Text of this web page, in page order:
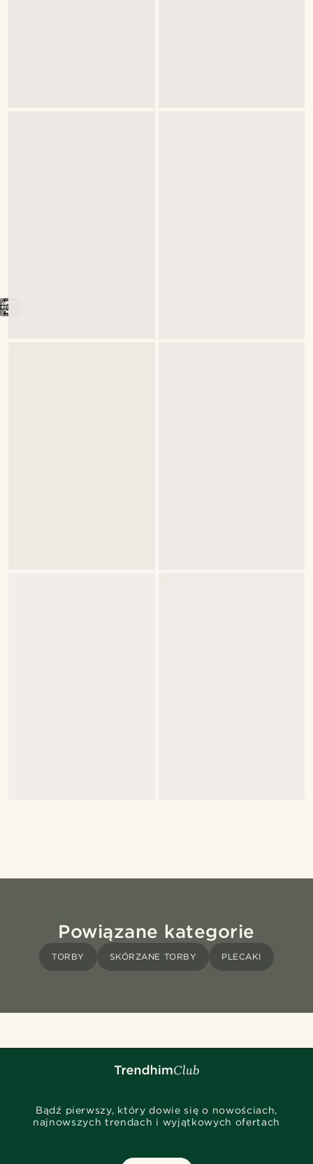
Powiązane kategorie
TORBY SKÓRZANE TORBY PLECAKI
Bądź pierwszy, który dowie się o nowościach,
najnowszych trendach i wyjątkowych ofertach